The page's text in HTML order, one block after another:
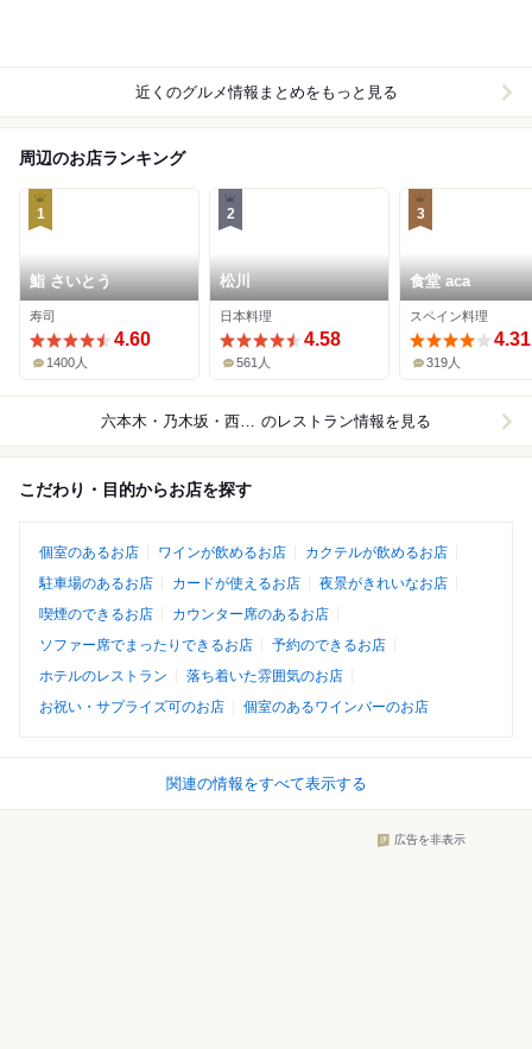
近くのグルメ情報まとめをもっと見る
周辺のお店ランキング
1
鮨 さいとう
寿司
4.60
1400人
2
松川
日本料理
4.58
561人
3
食堂 aca
スペイン料理
4.31
319人
六本木・乃木坂・西麻布 のレストラン情報を見る
こだわり・目的からお店を探す
個室のあるお店 ワインが飲めるお店
カクテルが飲めるお店
駐車場のあるお店
カードが使えるお店
夜景がきれいなお店
喫煙のできるお店
カウンター席のあるお店
ソファー席でまったりできるお店
予約のできるお店
ホテルのレストラン
落ち着いた雰囲気のお店
お祝い・サプライズ可のお店
個室のあるワインバーのお店
関連の情報をすべて表示する
広告を非表示